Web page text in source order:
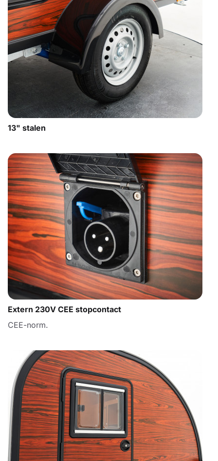
13" stalen
Extern 230V CEE stopcontact
CEE-norm.